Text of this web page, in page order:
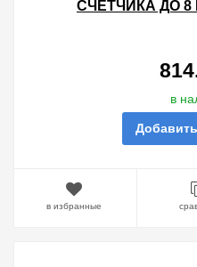
СЧЕТЧИКА ДО 8
в
в избранные